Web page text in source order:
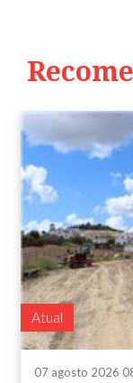
Atual
07 agosto 2026